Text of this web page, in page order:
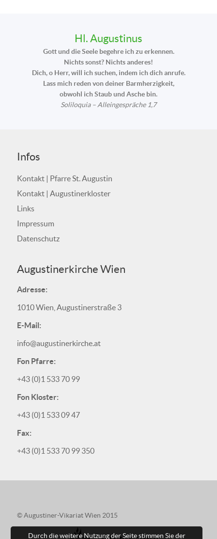
Hl. Augustinus
Gott und die Seele begehre ich zu erkennen.
Nichts sonst? Nichts anderes!
Dich, o Herr, will ich suchen, indem ich dich anrufe.
Lass mich reden von deiner Barmherzigkeit,
obwohl ich Staub und Asche bin.
Soliloquia – Alleingespräche 1,7
Infos
Kontakt | Pfarre St. Augustin
Kontakt | Augustinerkloster
Links
Impressum
Datenschutz
Augustinerkirche Wien
Adresse:
1010 Wien, Augustinerstraße 3
E-Mail:
info@augustinerkirche.at
Fon Pfarre:
+43 (0)1 533 70 99
Fon Kloster:
+43 (0)1 533 09 47
Fax:
+43 (0)1 533 70 99 350
© Augustiner-Vikariat Wien 2015
Durch die weitere Nutzung der Seite stimmen Sie der